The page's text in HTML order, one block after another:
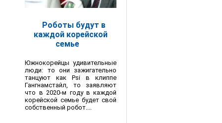
Роботы будут в
каждой корейской
семье
Южнокорейцы удивительные
люди: то они зажигательно
танцуют как Psi в клиппе
Гангнамстайл, то заявляют
что в 2020-м году в каждой
корейской семье будет свой
собственный робот....